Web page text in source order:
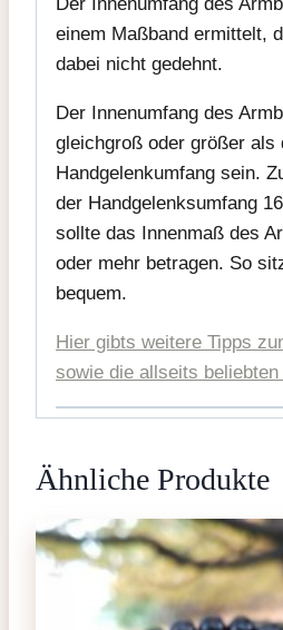
einem Maßband ermittelt,
dabei nicht gedehnt.
Der Innenumfang des
gleichgroß oder größer als
Handgelenkumfang sein.
der Handgelenksumfang
sollte das Innenmaß des
oder mehr betragen. So
bequem.
Hier gibts weitere Tipps
sowie die allseits beliebten
Ähnliche Produkte